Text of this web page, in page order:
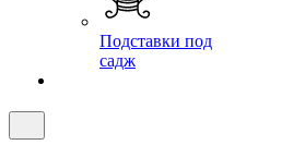
Подставки под
садж